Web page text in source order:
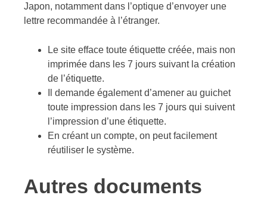
Japon, notamment dans l’optique d’envoyer une
lettre recommandée à l’étranger.
Le site efface toute étiquette créée, mais non
imprimée dans les 7 jours suivant la création
de l’étiquette.
Il demande également d’amener au guichet
toute impression dans les 7 jours qui suivent
l’impression d’une étiquette.
En créant un compte, on peut facilement
réutiliser le système.
Autres documents